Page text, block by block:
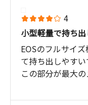
カメラ貯金をし
にしてもどうかと
200-800mm望遠
達したのですが
の目にピントが
小型軽量で持ち
EOSのフルサイ
て持ち出しやすい
この部分が最大
購入するまでは
4